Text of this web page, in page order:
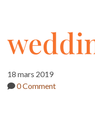
02
18 mars 2019
0 Comment